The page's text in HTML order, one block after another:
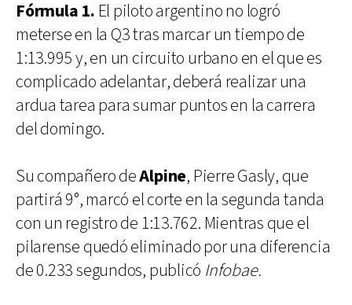
Fórmula 1. El piloto argentino no logró
meterse en la Q3 tras marcar un tiempo de
1:13.995 y, en un circuito urbano en el que es
complicado adelantar, deberá realizar una
ardua tarea para sumar puntos en la carrera
del domingo.
Su compañero deAlpine, Pierre Gasly, que
partirá 9°, marcó el corte en la segunda tanda
con un registro de 1:13.762. Mientras que el
pilarense quedó eliminado por una diferencia
de 0.233 segundos, publicó Infobae.